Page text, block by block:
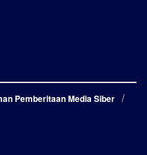
Pemberitaan Media Siber